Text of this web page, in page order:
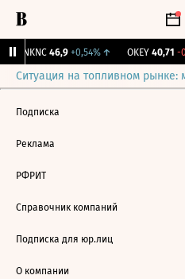
NKNC 46,9 +0,54%↑ OKEY 40,71 -
Ситуация на топливном рынке:
Подписка
Реклама
РФРИТ
Справочник компаний
Подписка для юр.лиц
О компании